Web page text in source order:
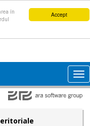
Accept
în